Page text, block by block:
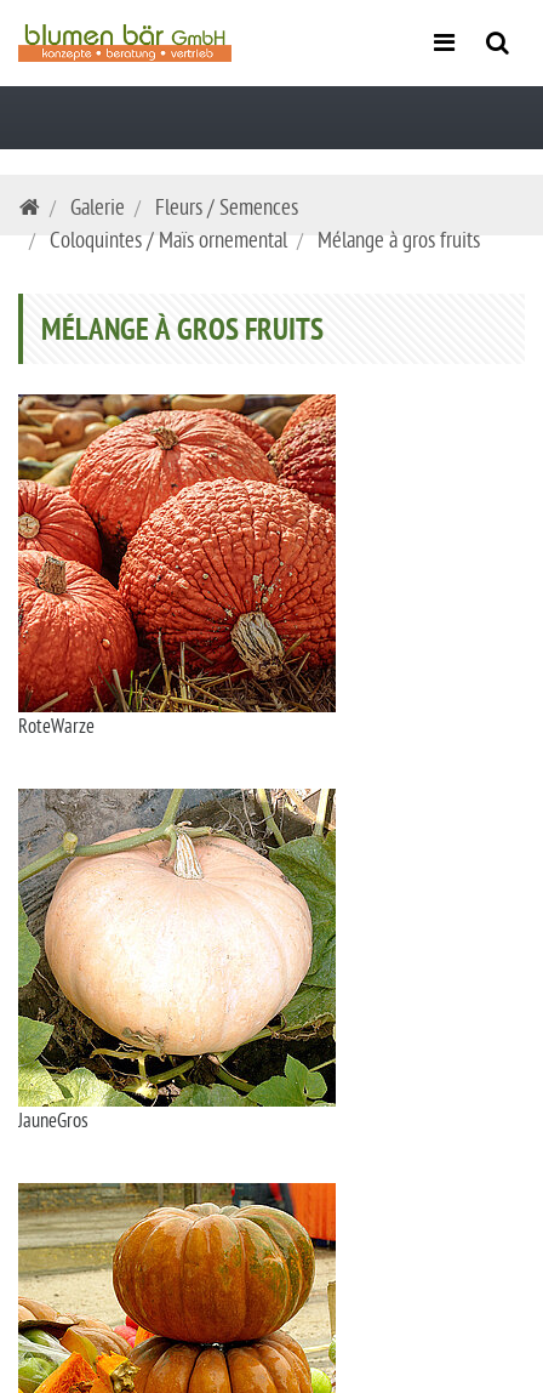
navigationGalerie
Fleurs / Semences
Coloquintes / Maïs ornemental
Mélange à gros fruits
MÉLANGE À GROS FRUITS
RoteWarze
JauneGros